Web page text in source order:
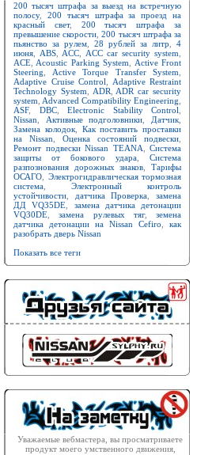
200 тысяч штрафа за выезд на встречную
полосу, 200 тысяч штрафа за проезд на
красный свет, 200 тысяч штрафа за
превышение скорости ,200 тысяч штрафа за
пьянство за рулем
28 рублей за литр
4
июня
ABS ACC ACC car security system
ACE Acoustic Parking System
Active Front
Steering
Active Torque Transfer System
Adaptive Cruise Control
Adaptive Restraint
Technology System
ADR
ADR car security
system Advanced Compatibility Engineering
ASF, DBC, Electronic Stability Control
Nissan
Активные подголовники Датчик
Замена колодок, Как поставить проставки
на Nissan
Оценка состояний подвески
Ремонт подвески Nissan TEANA
Система
защиты от бокового удара
Система
разпознования дорожных знаков ,Тарифы
ОСАГО
Электрогидравлическая тормозная
система
Электронный контроль
устойчивости
датчика Проверка ,замена
ДД VQ35DE
замена датчика детонации
VQ30DE ,замена рулевых тяг, земена
датчика детонации на Nissan Cefiro
как
разобрать дверь Nissan
Показать все теги
Уважаемые вебмастера, вы просматриваете
продукт моего умственного движения,